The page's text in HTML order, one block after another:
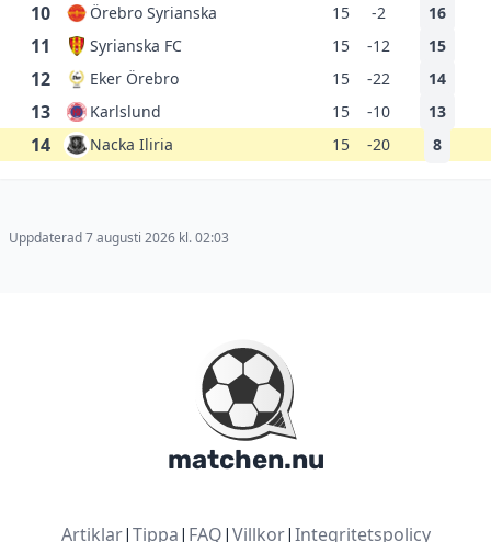
10 Örebro Syrianska 15 -2 16
11 Syrianska FC 15 -12 15
12 Eker Örebro 15 -22 14
13 Karlslund 15 -10 13
14 Nacka Iliria 15 -20 8
Uppdaterad 7 augusti 2026 kl. 02:03
matchen.nu
Artiklar|Tippa| FAQ|Villkor|Integritetspolicy